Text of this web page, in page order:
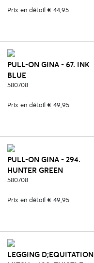
Prix en détail € 44,95
PULL-ON GINA - 67. INK
BLUE
580708
Prix en détail € 49,95
PULL-ON GINA - 294.
HUNTER GREEN
580708
Prix en détail € 49,95
LEGGING D;EQUITATION